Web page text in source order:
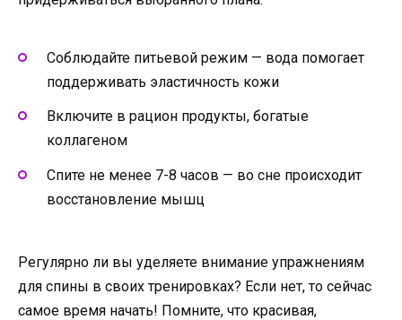
Соблюдайте питьевой режим — вода помогает
поддерживать эластичность кожи
Включите в рацион продукты, богатые
коллагеном
Спите не менее 7-8 часов — во сне происходит
восстановление мышц
Регулярно ли вы уделяете внимание упражнениям
для спины в своих тренировках? Если нет, то сейчас
самое время начать! Помните, что красивая,